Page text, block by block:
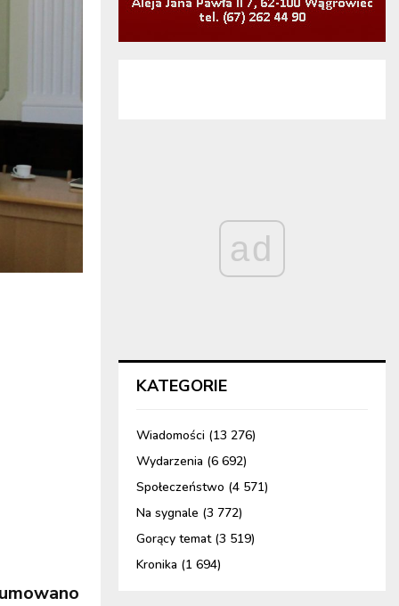
ad
KATEGORIE
Wiadomości (13 276)
Wydarzenia (6 692)
Społeczeństwo (4 571)
Na sygnale (3 772)
Gorący temat(3 519)
Kronika (1 694)